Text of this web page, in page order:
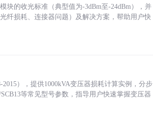
块的收光标准（典型值为-3dBm至-24dBm），并
纤损耗、连接器问题）及解决方案，帮助用户快
），提供1000kVA变压器损耗计算实例，分步
等常见型号参数，指导用户快速掌握变压器